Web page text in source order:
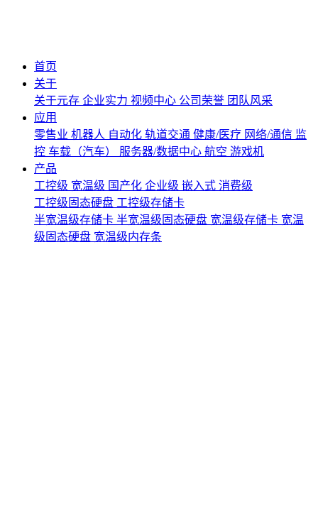
首页
关于
关于元存 企业实力 视频中心 公司荣誉 团队风采
应用
零售业 机器人 自动化 轨道交通 健康/医疗 网络/通信 监
控 车载（汽车） 服务器/数据中心 航空 游戏机
产品
工控级 宽温级 国产化 企业级 嵌入式 消费级
工控级固态硬盘 工控级存储卡
半宽温级存储卡 半宽温级固态硬盘 宽温级存储卡 宽温
级固态硬盘 宽温级内存条